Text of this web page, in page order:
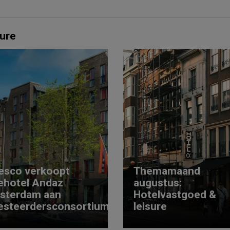
verkoopt
Andaz
aan
Themamaand
augustus:
Hotelvastgoed &
leisure